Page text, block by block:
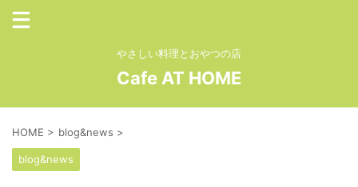
やさしい料理とおやつの店
Cafe AT HOME
HOME > blog&news >
blog&news